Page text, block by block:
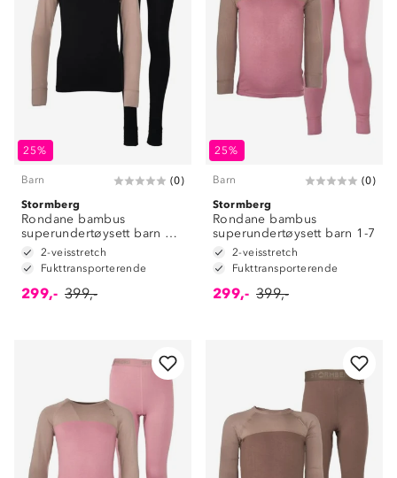
25%
Barn (0)
Stormberg
Rondane bambus
superundertøysett barn 8-
14
2-veisstretch
Fukttransporterende
299,- 399,-
25%
Barn (0)
Stormberg
Rondane bambus
superundertøysett barn 1-7
2-veisstretch
Fukttransporterende
299,- 399,-